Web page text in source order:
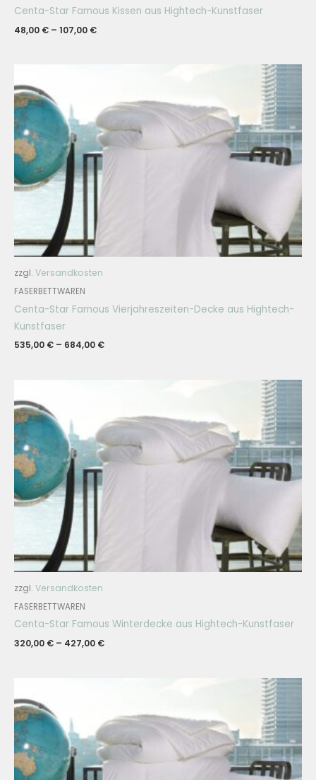
Centa-Star Famous Kissen aus Hightech-Kunstfaser
48,00 € – 107,00 €
zzgl. Versandkosten
FASERBETTWAREN
Centa-Star Famous Vierjahreszeiten-Decke aus Hightech-
Kunstfaser
535,00 € – 684,00 €
zzgl. Versandkosten
FASERBETTWAREN
Centa-Star Famous Winterdecke aus Hightech-Kunstfaser
320,00 € – 427,00 €